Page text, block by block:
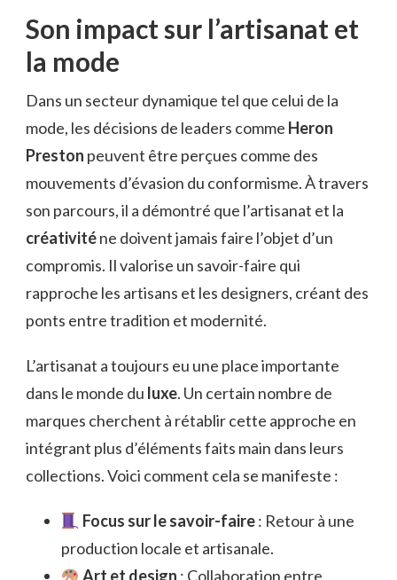
Son impact sur l’artisanat et
la mode
Dans un secteur dynamique tel que celui de la
mode, les décisions de leaders comme Heron
Preston peuvent être perçues comme des
mouvements d’évasion du conformisme. À travers
son parcours, il a démontré que l’artisanat et la
créativiténe doivent jamais faire l’objet d’un
compromis. Il valorise un savoir-faire qui
rapproche les artisans et les designers, créant des
ponts entre tradition et modernité.
L’artisanat a toujours eu une place importante
dans le monde du luxe. Un certain nombre de
marques cherchent à rétablir cette approche en
intégrant plus d’éléments faits main dans leurs
collections. Voici comment cela se manifeste :
Focus sur le savoir-faire: Retour à une
production locale et artisanale.
Art et design : Collaboration entre